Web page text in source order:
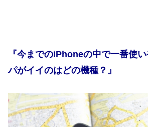
『今までのiPhoneの中で一番使
パがイイのはどの機種？』